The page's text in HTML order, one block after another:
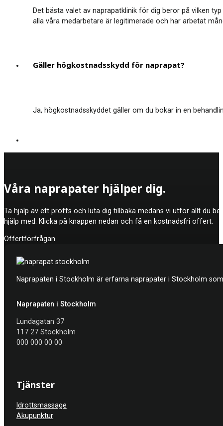
Det bästa valet av naprapatklinik för dig beror på vilken
alla våra medarbetare är legitimerade och har arbetat
Gäller högkostnadsskydd för naprapat?
Ja, högkostnadsskyddet gäller om du bokar in en
Våra naprapater hjälper dig.
Ta hjälp av ett proffs och luta dig tillbaka medans vi utför allt du
hjälp med. Klicka på knappen nedan och få en kostnadsfri offert.
Offertförfrågan
Naprapaten i Stockholm är erfarna naprapater i Stockholm
Naprapaten i Stockholm
Lundagatan 37
117 27 Stockholm
000 000 00 00
Tjänster
Idrottsmassage
Akupunktur